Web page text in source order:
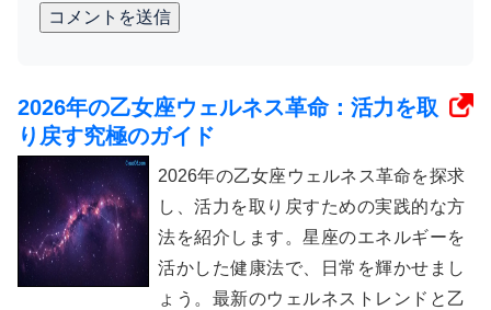
コメントを送信
2026年の乙女座ウェルネス革命：活力を取
り戻す究極のガイド
2026年の乙女座ウェルネス革命を探求
し、活力を取り戻すための実践的な方
法を紹介します。星座のエネルギーを
活かした健康法で、日常を輝かせまし
ょう。最新のウェルネストレンドと乙